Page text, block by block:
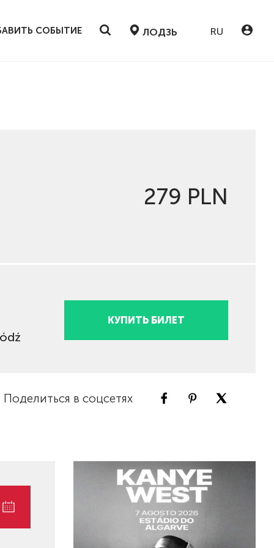
СОБЫТИЕ ЛОДЗЬ RU
279 PLN
КУПИТЬ БИЛЕТ
Поделиться в соцсетях